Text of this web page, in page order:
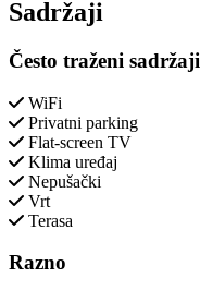
Sadržaji
Često traženi sadržaji
WiFi
Privatni parking
Flat-screen TV
Klima uređaj
Nepušački
Vrt
Terasa
Razno